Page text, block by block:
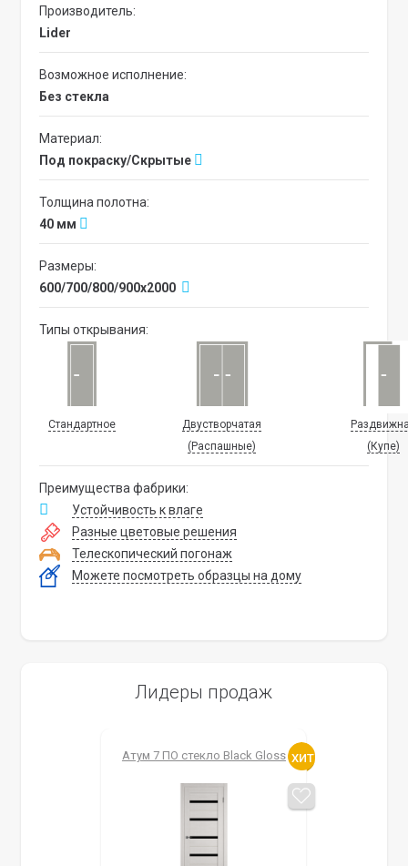
Производитель:
Lider
Возможное исполнение:
без стекла
Материал:
Под покраску/Скрытые
Толщина полотна:
40 мм
Размеры:
600/700/800/900х2000
Типы открывания:
Стандартное
Двустворчатая
(Распашные)
(Купе)
Преимущества фабрики:
Устойчивость к влаге
Разные цветовые решения
Телескопический погонаж
Можете посмотреть образцы на дому
Лидеры продаж
Атум 7 ПО стекло Black Gloss